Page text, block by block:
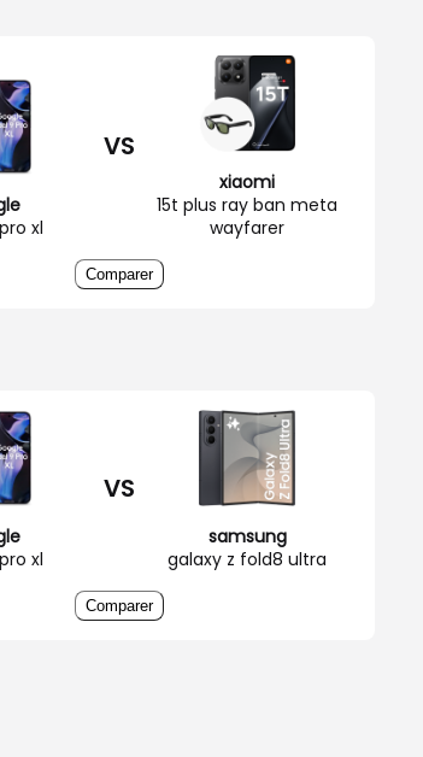
xl
VS
xiaomi
15t plus ray ban meta
wayfarer
Comparer
xl
VS
samsung
galaxy z fold8 ultra
Comparer